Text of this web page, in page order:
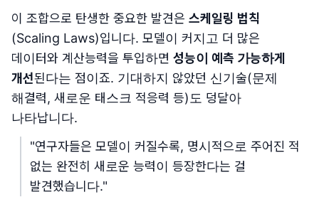
이 조합으로 탄생한 중요한 발견은 스케일링 법칙
(Scaling Laws)입니다. 모델이 커지고 더 많은
데이터와 계산능력을 투입하면 성능이 예측 가능하게
개선된다는 점이죠. 기대하지 않았던 신기술(문제
해결력, 새로운 태스크 적응력 등)도 덩달아
나타납니다.
"연구자들은 모델이 커질수록, 명시적으로 주어진 적
없는 완전히 새로운 능력이 등장한다는 걸
발견했습니다."